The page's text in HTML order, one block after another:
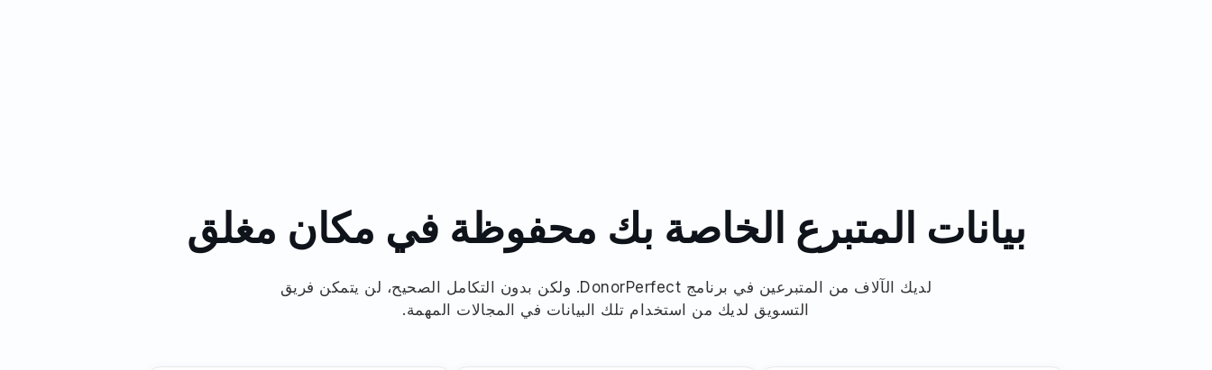
بيانات المتبرع الخاصة بك محفوظة في مكان مغلق
لديك الآلاف من المتبرعين في برنامج DonorPerfect. ولكن بدون التكامل الصحيح، لن يتمكن فريق
التسويق لديك من استخدام تلك البيانات في المجالات المهمة.